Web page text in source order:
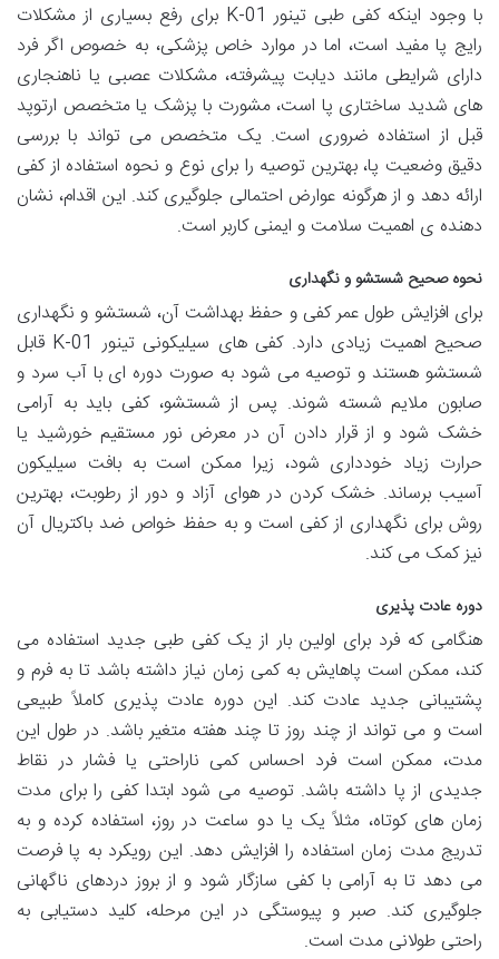
با وجود اینکه کفی طبی تینور K-01 برای رفع بسیاری از مشکلات
رایج پا مفید است، اما در موارد خاص پزشکی، به خصوص اگر فرد
دارای شرایطی مانند دیابت پیشرفته، مشکلات عصبی یا ناهنجاری
های شدید ساختاری پا است، مشورت با پزشک یا متخصص ارتوپد
قبل از استفاده ضروری است. یک متخصص می تواند با بررسی
دقیق وضعیت پا، بهترین توصیه را برای نوع و نحوه استفاده از کفی
ارائه دهد و از هرگونه عوارض احتمالی جلوگیری کند. این اقدام، نشان
دهنده ی اهمیت سلامت و ایمنی کاربر است.
نحوه صحیح شستشو و نگهداری
برای افزایش طول عمر کفی و حفظ بهداشت آن، شستشو و نگهداری
صحیح اهمیت زیادی دارد. کفی های سیلیکونی تینور K-01 قابل
شستشو هستند و توصیه می شود به صورت دوره ای با آب سرد و
صابون ملایم شسته شوند. پس از شستشو، کفی باید به آرامی
خشک شود و از قرار دادن آن در معرض نور مستقیم خورشید یا
حرارت زیاد خودداری شود، زیرا ممکن است به بافت سیلیکون
آسیب برساند. خشک کردن در هوای آزاد و دور از رطوبت، بهترین
روش برای نگهداری از کفی است و به حفظ خواص ضد باکتریال آن
نیز کمک می کند.
دوره عادت پذیری
هنگامی که فرد برای اولین بار از یک کفی طبی جدید استفاده می
کند، ممکن است پاهایش به کمی زمان نیاز داشته باشد تا به فرم و
پشتیبانی جدید عادت کند. این دوره عادت پذیری کاملاً طبیعی
است و می تواند از چند روز تا چند هفته متغیر باشد. در طول این
مدت، ممکن است فرد احساس کمی ناراحتی یا فشار در نقاط
جدیدی از پا داشته باشد. توصیه می شود ابتدا کفی را برای مدت
زمان های کوتاه، مثلاً یک یا دو ساعت در روز، استفاده کرده و به
تدریج مدت زمان استفاده را افزایش دهد. این رویکرد به پا فرصت
می دهد تا به آرامی با کفی سازگار شود و از بروز دردهای ناگهانی
جلوگیری کند. صبر و پیوستگی در این مرحله، کلید دستیابی به
راحتی طولانی مدت است.